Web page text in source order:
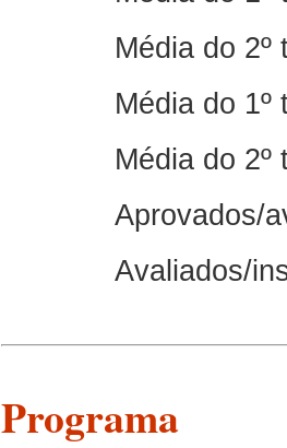
Média do 2º
Média do 1º
Média do 2º
Aprovados/
Avaliados/
Programa